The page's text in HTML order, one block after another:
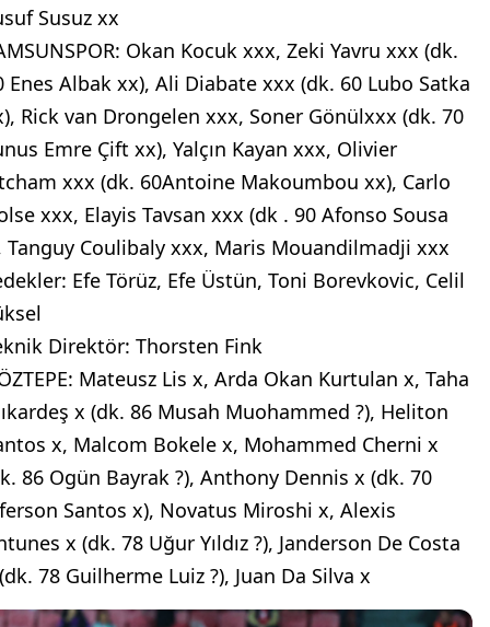
Susuz xx
Okan Kocuk xxx, Zeki Yavru xxx (dk.
Enes Albak xx), Ali Diabate xxx (dk. 60 Lubo Satka
Rick van Drongelen xxx, Soner Gönülxxx (dk. 70
Emre Çift xx), Yalçın Kayan xxx, Olivier
xxx (dk. 60Antoine Makoumbou xx), Carlo
xxx, Elayis Tavsan xxx (dk . 90 Afonso Sousa
Tanguy Coulibaly xxx, Maris Mouandilmadji xxx
Efe Törüz, Efe Üstün, Toni Borevkovic, Celil
Direktör: Thorsten Fink
Mateusz Lis x, Arda Okan Kurtulan x, Taha
x (dk. 86 Musah Muohammed ?), Heliton
x, Malcom Bokele x, Mohammed Cherni x
86 Ogün Bayrak ?), Anthony Dennis x (dk. 70
Santos x), Novatus Miroshi x, Alexis
x (dk. 78 Uğur Yıldız ?), Janderson De Costa
78 Guilherme Luiz ?), Juan Da Silva x